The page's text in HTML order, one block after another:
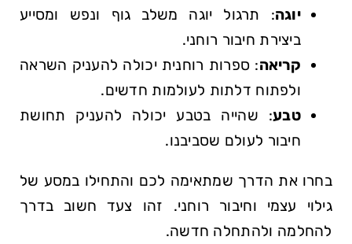
יוגה: תרגול ‍יוגה משלב ‍גוף ונפש ומסייע
ביצירת חיבור רוחני.
קריאה: ספרות רוחנית יכולה להעניק‍ השראה
ולפתוח דלתות לעולמות חדשים.
טבע: שהייה בטבע ‍יכולה להעניק תחושת
חיבור לעולם שסביבנו.
בחרו את הדרך ⁢שמתאימה⁤ לכם והתחילו במסע של
גילוי עצמי וחיבור רוחני.⁢ זהו צעד חשוב בדרך
⁢להחלמה⁢ ולהתחלה חדשה.